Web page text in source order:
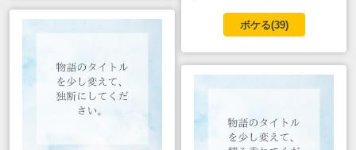
ボケる(39)